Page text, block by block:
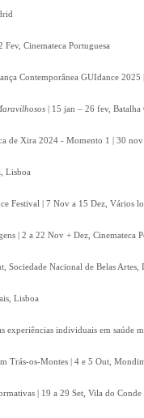
Fev, Cinemateca Portuguesa
Contemporânea GUIdance 2025
| 15 jan – 26 fev, Batalha
de Xira 2024 - Momento 1 | 30
Lisboa
Festival | 7 Nov a 15 Dez, Vários
| 2 a 22 Nov + Dez, Cinemateca
Sociedade Nacional de Belas Artes,
Lisboa
experiências individuais em
Trás-os-Montes | 4 e 5 Out,
| 19 a 29 Set, Vila do Conde